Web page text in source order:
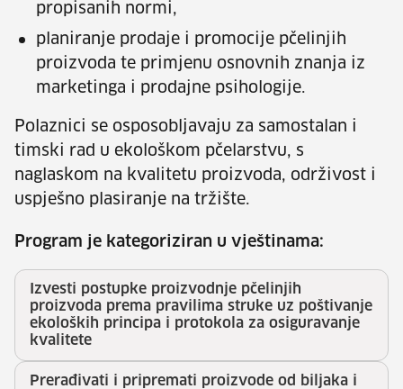
propisanih normi,
planiranje prodaje i promocije pčelinjih
proizvoda te primjenu osnovnih znanja iz
marketinga i prodajne psihologije.
Polaznici se osposobljavaju za samostalan i
timski rad u ekološkom pčelarstvu, s
naglaskom na kvalitetu proizvoda, održivost i
uspješno plasiranje na tržište.
Program je kategoriziran u vještinama:
Izvesti postupke proizvodnje pčelinjih
proizvoda prema pravilima struke uz poštivanje
ekoloških principa i protokola za osiguravanje
kvalitete
Prerađivati i pripremati proizvode od biljaka i